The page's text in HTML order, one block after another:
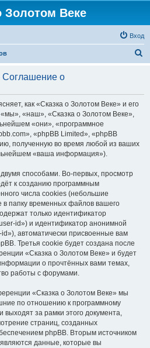
Золотом Веке
Вход
с
Соглашение о
как «Сказка о Золотом Веке» и его
«наш», «Сказка о Золотом Веке»,
«они», «программное
«phpBB Limited», «phpBB
полученную во время любой из ваших
«ваша информация»).
способами. Во-первых, просмотр
к созданию программным
числа cookies (небольшие
папку временных файлов вашего
только идентификатор
id») и идентификатор анонимной
автоматически присвоенные вам
Третья cookie будет создана после
«Сказка о Золотом Веке» и будет
о прочтённых вами темах,
работы с форумами.
«Сказка о Золотом Веке» мы
по отношению к программному
за рамки этого документа,
страниц, созданных
phpBB. Вторым источником
данные, которые вы